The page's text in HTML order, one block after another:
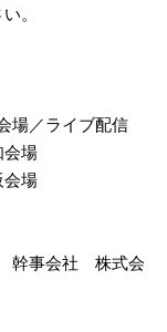
。
場／ライブ配信
場
場
幹事会社 株式会